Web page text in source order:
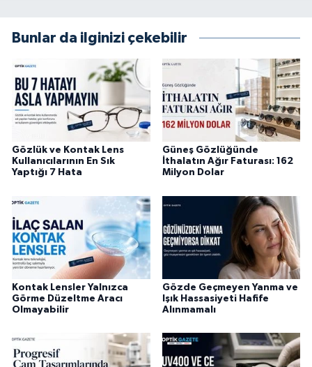
Bunlar da ilginizi çekebilir
Gözlük ve Kontak Lens
Kullanıcılarının En Sık
Yaptığı 7 Hata
Güneş Gözlüğünde
İthalatın Ağır Faturası: 162
Milyon Dolar
Kontak Lensler Yalnızca
Görme Düzeltme Aracı
Olmayabilir
Gözde Geçmeyen Yanma ve
Işık Hassasiyeti Hafife
Alınmamalı